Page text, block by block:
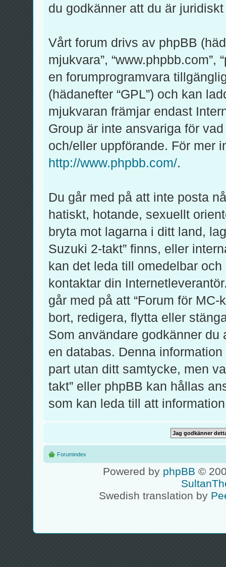
du godkänner att du är
Vårt forum drivs av phpBB
mjukvara”, “www.phpbb.com”,
en forumprogramvara
(hädanefter “GPL”) och kan
mjukvaran främjar endast
Group är inte ansvariga för
och/eller uppförande. För mer
http://www.phpbb.com/.
Du går med på att inte posta
hatiskt, hotande, sexuellt
bryta mot lagarna i ditt land,
Suzuki 2-takt” finns, eller
kan det leda till omedelbar
kontaktar din
går med på att “Forum för
bort, redigera, flytta eller
Som användare godkänner
en databas. Denna
part utan ditt samtycke, men
takt” eller phpBB kan hållas
som kan leda till att
Forumindex
Powered by phpBB ©
Swedish translation by